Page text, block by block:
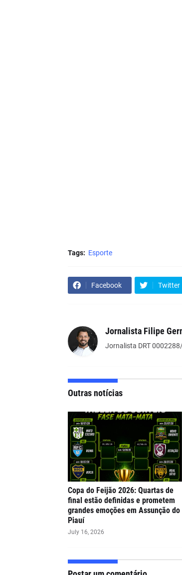
Tags: Esporte
Facebook Twitter
Jornalista Filipe
Jornalista DRT
Outras notícias
Copa do Feijão 2026: Quartas de
final estão definidas e prometem
grandes emoções em Assunção do
Piauí
July 16, 2026